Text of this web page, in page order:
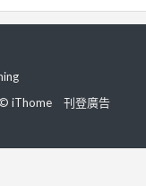
iThome
刊登廣告